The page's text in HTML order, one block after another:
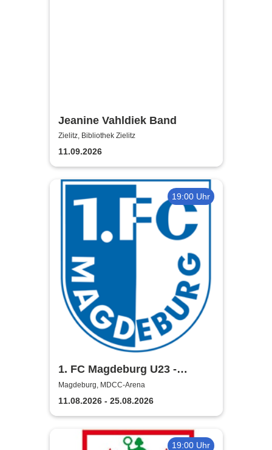
Jeanine Vahldiek Band
Zielitz, Bibliothek Zielitz
11.09.2026
19:00 Uhr
1. FC Magdeburg U23 -
Regionalliga Nordost Saison
2026/2027
Magdeburg, MDCC-Arena
11.08.2026 - 25.08.2026
19:00 Uhr